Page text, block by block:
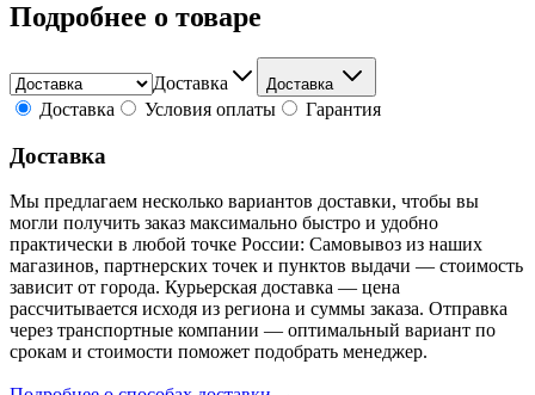
Подробнее о товаре
Доставка Доставка
Доставка Условия оплаты Гарантия
Доставка
Мы предлагаем несколько вариантов доставки, чтобы вы
могли получить заказ максимально быстро и удобно
практически в любой точке России: Самовывоз из наших
магазинов, партнерских точек и пунктов выдачи — стоимость
зависит от города. Курьерская доставка — цена
рассчитывается исходя из региона и суммы заказа. Отправка
через транспортные компании — оптимальный вариант по
срокам и стоимости поможет подобрать менеджер.